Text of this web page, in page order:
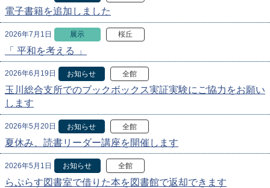
電子書籍を追加しました
2026年7月1日 展示 桜丘
「 平和を考える 」
2026年6月19日 お知らせ 全館
玉川総合支所でのブックボックス実証実験にご協力をお願い
します
2026年5月20日 お知らせ 全館
夏休み、読書リーダー講座を開催します
2026年5月1日 お知らせ 全館
らぷらす図書室で借りた本を図書館で返却できます